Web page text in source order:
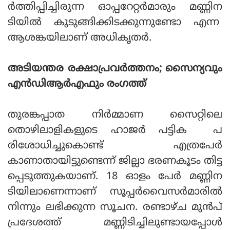
ര്‍ത്തിപ്പിച്ചിരുന്ന ഓപ്പറേറ്റര്‍മാരും മണ്ണിന
ടിയില്‍ കുടുങ്ങിക്കിടക്കുന്നുണ്ടോ എന്ന
ആശങ്കയിലാണ് അധികൃതര്‍.
അടിയന്തര രക്ഷാപ്രവര്‍ത്തനം; സൈന്യവും
എന്‍ഡിആര്‍എഫും രംഗത്ത്
തുരങ്കപ്പാത നിര്‍മ്മാണ സൈറ്റിലെ
തൊഴിലാളികളുടെ ഹാജര്‍ പട്ടിക പ
രിശോധിച്ചുകൊണ്ട് എത്രപേര്‍
കാണാതായിട്ടുണ്ടെന്ന് ജില്ലാ ഭരണകൂടം തിട്ട
പ്പെടുത്തുകയാണ്. 18 ഓളം പേര്‍ മണ്ണിന
ടിയിലാണെന്നാണ് സൂപ്പര്‍വൈസര്‍മാരില്‍
നിന്നും ലഭിക്കുന്ന സൂചന. രണ്ടാഴ്ച മുന്‍പ്
പ്രദേശത്ത് മണ്ണിടിച്ചിലുണ്ടായപ്പോള്‍